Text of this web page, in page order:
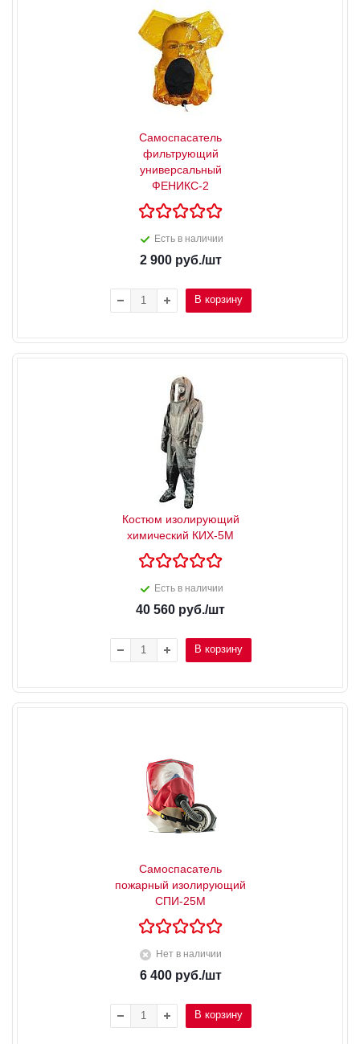
Самоспасатель
фильтрующий
универсальный
ФЕНИКС-2
Есть в наличии
2 900руб./шт
В корзину
Костюм изолирующий
химический КИХ-5М
Есть в наличии
40 560 руб./шт
В корзину
Самоспасатель
пожарный изолирующий
СПИ-25М
Нет в наличии
6 400руб./шт
В корзину